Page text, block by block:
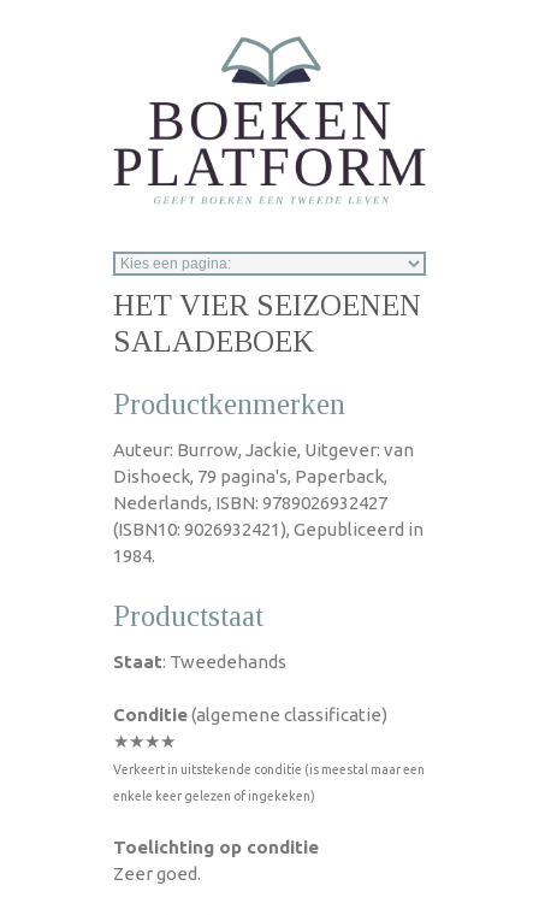
HET VIER SEIZOENEN
SALADEBOEK
Productkenmerken
Auteur: Burrow, Jackie, Uitgever: van
Dishoeck, 79 pagina's, Paperback,
Nederlands, ISBN: 9789026932427
(ISBN10: 9026932421), Gepubliceerd in
1984.
Productstaat
Staat: Tweedehands
Conditie(algemene classificatie)
★★★★
Verkeert in uitstekende conditie (is meestal maar een
enkele keer gelezen of ingekeken)
Toelichting op conditie
Zeer goed.